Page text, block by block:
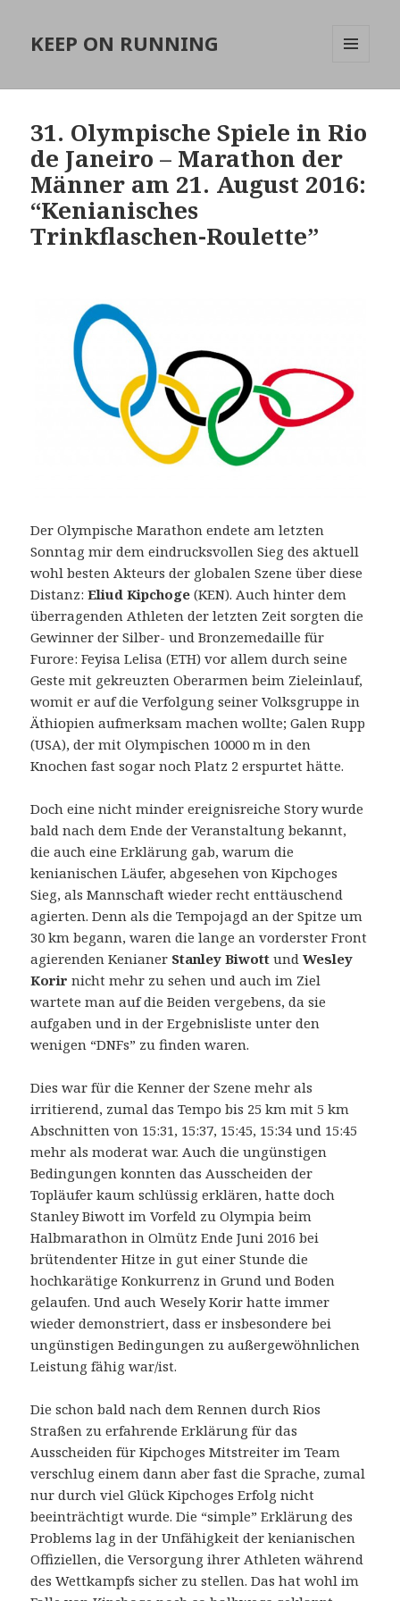
KEEP ON RUNNING
31. Olympische Spiele in Rio
de Janeiro – Marathon der
Männer am 21. August 2016:
“Kenianisches
Trinkflaschen-Roulette”
Der Olympische Marathon endete am letzten
Sonntag mir dem eindrucksvollen Sieg des aktuell
wohl besten Akteurs der globalen Szene über diese
Distanz:Eliud Kipchoge (KEN). Auch hinter dem
überragenden Athleten der letzten Zeit sorgten die
Gewinner der Silber- und Bronzemedaille für
Furore:Feyisa Lelisa (ETH) vor allem durch seine
Geste mit gekreuzten Oberarmen beim Zieleinlauf,
womit er auf die Verfolgung seiner Volksgruppe in
Äthiopien aufmerksam machen wollte; Galen Rupp
(USA), der mit Olympischen 10000 m in den
Knochen fast sogar noch Platz 2 erspurtet hätte.
Doch eine nicht minder ereignisreiche Story wurde
bald nach dem Ende der Veranstaltung bekannt,
die auch eine Erklärung gab, warum die
kenianischen Läufer, abgesehen von Kipchoges
Sieg, als Mannschaft wieder recht enttäuschend
agierten. Denn als die Tempojagd an der Spitze um
30 km begann, waren die lange an vorderster Front
agierenden Kenianer Stanley Biwott undWesley
Korir nicht mehr zu sehen und auch im Ziel
wartete man auf die Beiden vergebens, da sie
aufgaben und in der Ergebnisliste unter den
wenigen “DNFs” zu finden waren.
Dies war für die Kenner der Szene mehr als
irritierend, zumal das Tempo bis 25 km mit 5 km
Abschnitten von 15:31, 15:37, 15:45, 15:34 und 15:45
mehr als moderat war. Auch die ungünstigen
Bedingungen konnten das Ausscheiden der
Topläufer kaum schlüssig erklären, hatte doch
Stanley Biwott im Vorfeld zu Olympia beim
Halbmarathon in Olmütz Ende Juni 2016 bei
brütendenter Hitze in gut einer Stunde die
hochkarätige Konkurrenz in Grund und Boden
gelaufen. Und auch Wesely Korir hatte immer
wieder demonstriert, dass er insbesondere bei
ungünstigen Bedingungen zu außergewöhnlichen
Leistung fähig war/ist.
Die schon bald nach dem Rennen durch Rios
Straßen zu erfahrende Erklärung für das
Ausscheiden für Kipchoges Mitstreiter im Team
verschlug einem dann aber fast die Sprache, zumal
nur durch viel Glück Kipchoges Erfolg nicht
beeinträchtigt wurde. Die “simple” Erklärung des
Problems lag in der Unfähigkeit der kenianischen
Offiziellen, die Versorgung ihrer Athleten während
des Wettkampfs sicher zu stellen. Das hat wohl im